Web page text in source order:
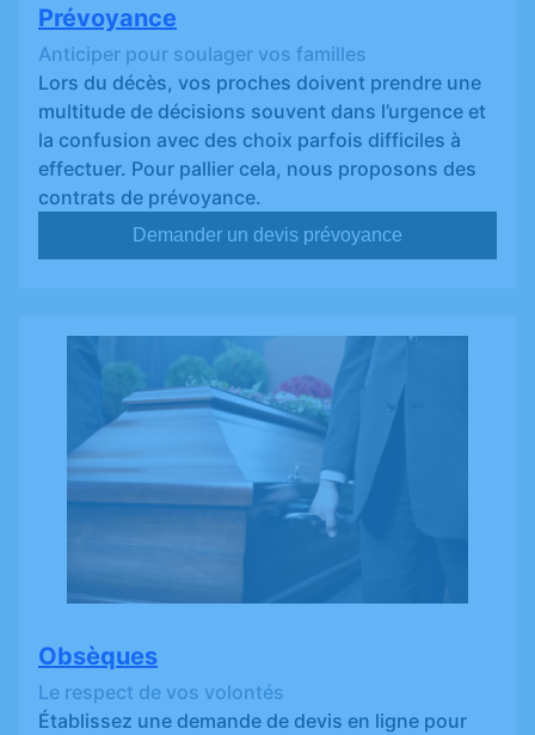
Prévoyance
Anticiper pour soulager vos familles
Lors du décès, vos proches doivent prendre une
multitude de décisions souvent dans l’urgence et
la confusion avec des choix parfois difficiles à
effectuer. Pour pallier cela, nous proposons des
contrats de prévoyance.
Demander un devis prévoyance
Obsèques
Le respect de vos volontés
Établissez une demande de devis en ligne pour